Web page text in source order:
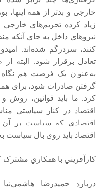
خارجی و بدتر از همه اینها،
زیاد کرده تحریم‌های خارجی
نیروهای داخل به جای آنکه
کنند، سردرگم شده‌اند.
تعادل برقرار شود. البته
به‌عنوان یک فرصت هم
گرفتن صادرات شود، برای
کرد. ما باید قوانین، روش
اقتصاد در کنار سیاستی
اقتصادی که سیاست بر
اقتصاد باید روی بال سیاست به
کارآفريني با همکاري مشترک
درباره حمیدرضا